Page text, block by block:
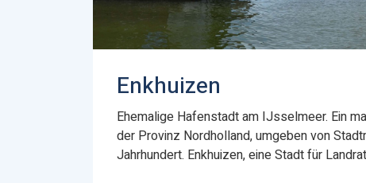
Enkhuizen
Ehemalige Hafenstadt am IJsselmeer. Ein
der Provinz Nordholland, umgeben von
Jahrhundert. Enkhuizen, eine Stadt für